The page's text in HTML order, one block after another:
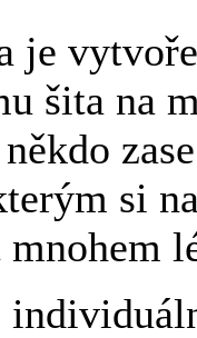
je
šita na
si